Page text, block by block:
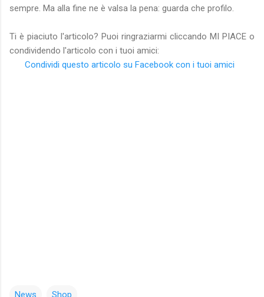
sempre. Ma alla fine ne è valsa la pena: guarda che profilo.
Ti è piaciuto l'articolo? Puoi ringraziarmi cliccando MI PIACE o
condividendo l'articolo con i tuoi amici:
Condividi questo articolo su Facebook con i tuoi amici
News Shop